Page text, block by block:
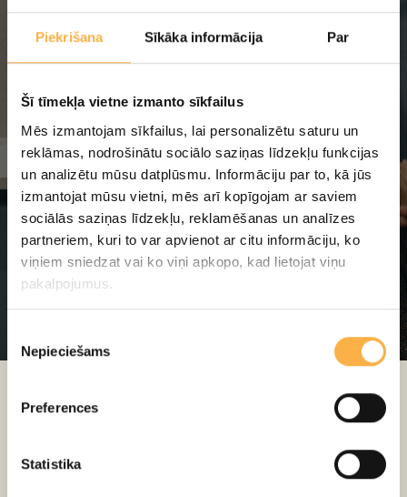
Piekrišana Sīkāka informācija Par
Šī tīmekļa vietne izmanto sīkfailus
Mēs izmantojam sīkfailus, lai personalizētu saturu un
reklāmas, nodrošinātu sociālo saziņas līdzekļu funkcijas
un analizētu mūsu datplūsmu. Informāciju par to, kā jūs
izmantojat mūsu vietni, mēs arī kopīgojam ar saviem
sociālās saziņas līdzekļu, reklamēšanas un analīzes
partneriem, kuri to var apvienot ar citu informāciju, ko
viņiem sniedzat vai ko viņi apkopo, kad lietojat viņu
pakalpojumus.
izvēle
Nepieciešams
Preferences
Statistika
FOTO GALERIJA
Skatīt galeriju
Latvijas Leļļu teātra izrāde "Jūlijonkuliņa Ziemassvētki 2".